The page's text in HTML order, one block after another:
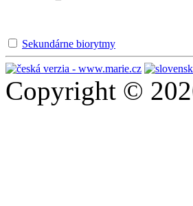
Sekundárne biorytmy
Copyright ©